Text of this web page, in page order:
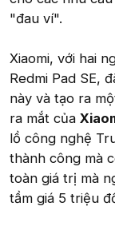
"đau ví".
Xiaomi, với hai
Redmi Pad SE,
này và tạo ra
ra mắt của
lồ công nghệ
thành công mà
toàn giá trị mà
tầm giá 5 triệu